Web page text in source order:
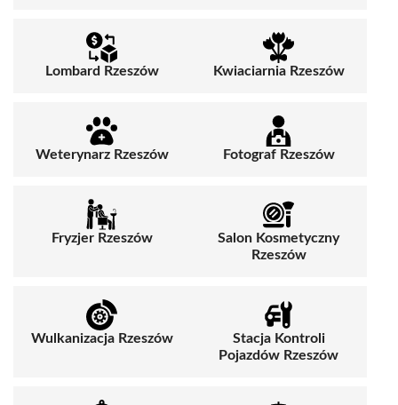
Lombard Rzeszów Kwiaciarnia Rzeszów
Weterynarz Rzeszów Fotograf Rzeszów
Fryzjer Rzeszów
Salon Kosmetyczny
Rzeszów
Wulkanizacja Rzeszów
Stacja Kontroli
Pojazdów Rzeszów